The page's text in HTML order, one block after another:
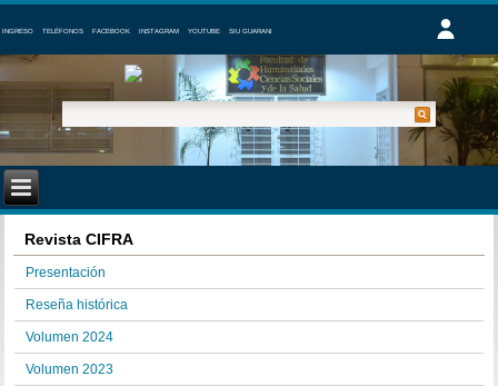
INGRESO TELÉFONOS FACEBOOK INSTAGRAM YOUTUBE SIU GUARANI
Revista CIFRA
Presentación
Reseña histórica
Volumen 2024
Volumen 2023